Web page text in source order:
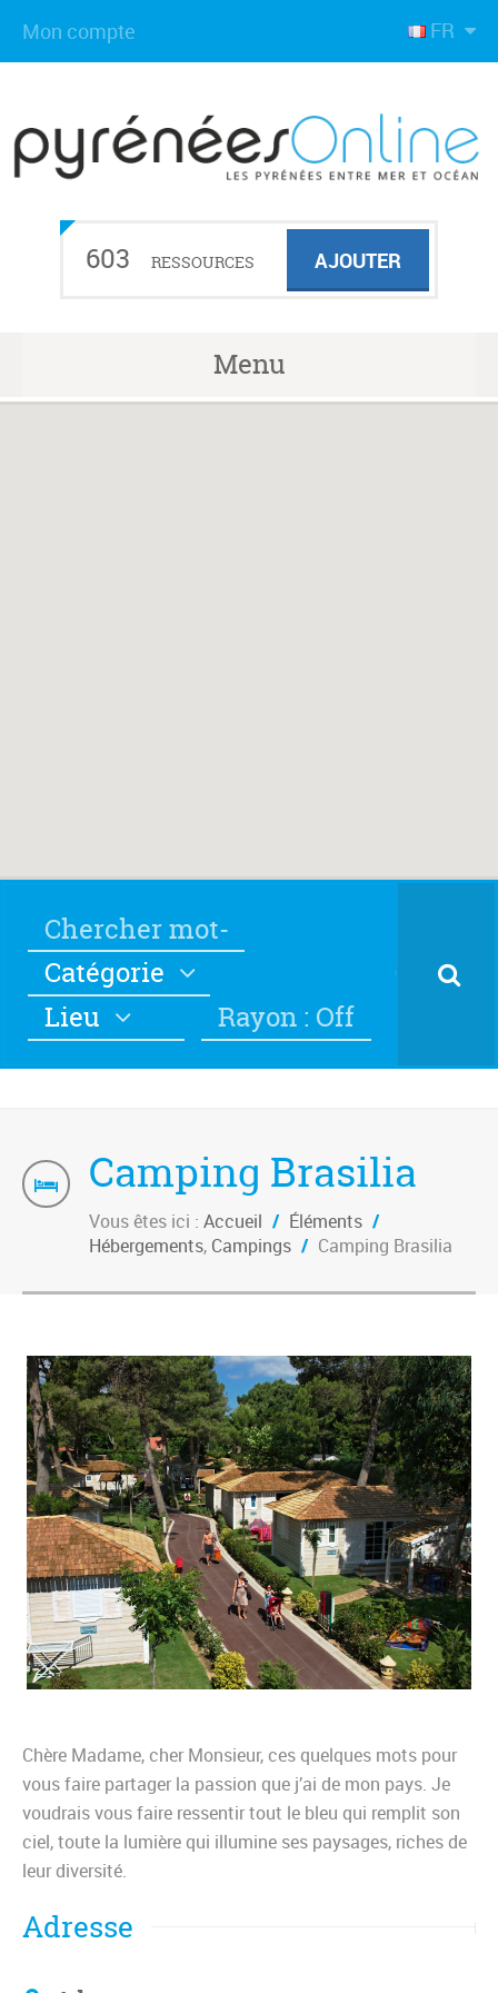
FR
Mon compte
603 RESSOURCES AJOUTER
Menu
Catégorie
Lieu
Rayon : Off
Camping Brasilia
Vous êtes ici : Accueil / Éléments /
Hébergements, Campings / Camping Brasilia
Chère Madame, cher Monsieur, ces quelques mots pour
vous faire partager la passion que j’ai de mon pays. Je
voudrais vous faire ressentir tout le bleu qui remplit son
ciel, toute la lumière qui illumine ses paysages, riches de
leur diversité.
Adresse